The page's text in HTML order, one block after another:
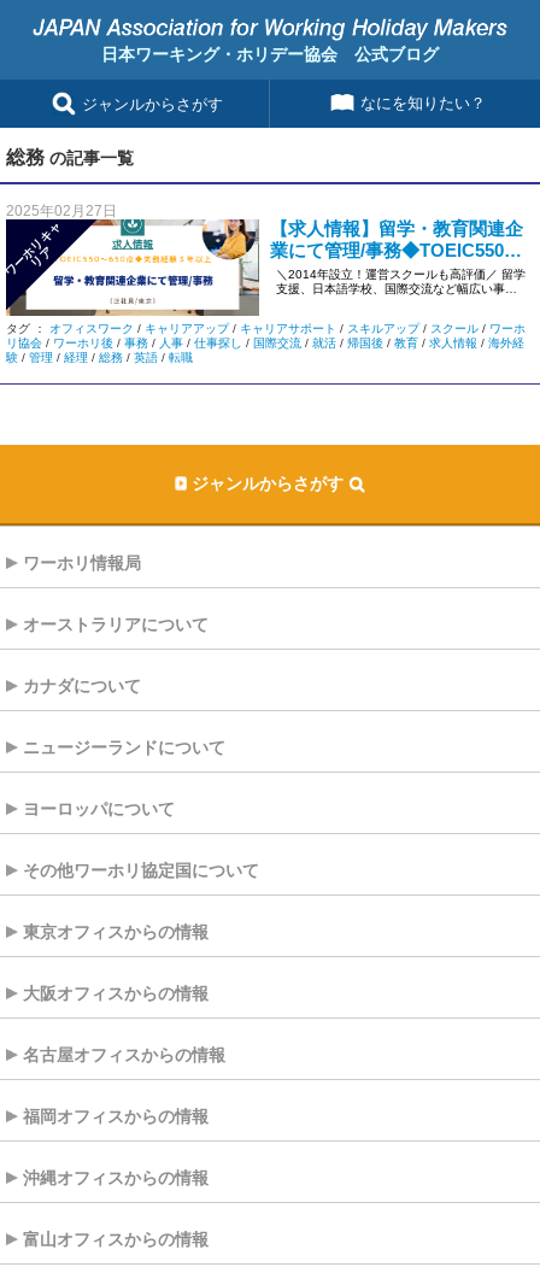
日本ワーキング・ホリデー協会 公式ブログ
ジャンルからさがす なにを知りたい？
総務 の記事一覧
2025年02月27日
ワ
ー
ホ
リ
キ
ャ
リ
ア
【求人情報】留学・教育関連企
業にて管理/事務◆TOEIC550～
650点◆実務経験３年以上＜東
京/正社員＞1120
＼2014年設立！運営スクールも高評価／ 留学
支援、日本語学校、国際交流など幅広い事業
タグ ： オフィスワーク / キャリアアップ/ キャリアサポート / スキルアップ/ スクール / ワーホ
リ協会 / ワーホリ後 / 事務 / 人事 / 仕事探し / 国際交流 / 就活 / 帰国後 / 教育 / 求人情報 / 海外経
験 / 管理 / 経理 / 総務 / 英語 / 転職
ジャンルからさがす
ワーホリ情報局
オーストラリアについて
カナダについて
ニュージーランドについて
ヨーロッパについて
その他ワーホリ協定国について
東京オフィスからの情報
大阪オフィスからの情報
名古屋オフィスからの情報
福岡オフィスからの情報
沖縄オフィスからの情報
富山オフィスからの情報